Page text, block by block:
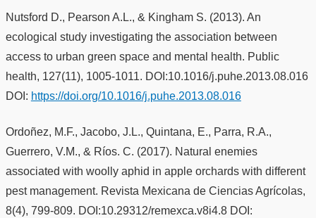
Nutsford D., Pearson A.L., & Kingham S. (2013). An
ecological study investigating the association between
access to urban green space and mental health. Public
health, 127(11), 1005-1011. DOI:10.1016/j.puhe.2013.08.016
DOI: https://doi.org/10.1016/j.puhe.2013.08.016
Ordoñez, M.F., Jacobo, J.L., Quintana, E., Parra, R.A.,
Guerrero, V.M., & Ríos. C. (2017). Natural enemies
associated with woolly aphid in apple orchards with different
pest management. Revista Mexicana de Ciencias Agrícolas,
8(4), 799-809. DOI:10.29312/remexca.v8i4.8 DOI: